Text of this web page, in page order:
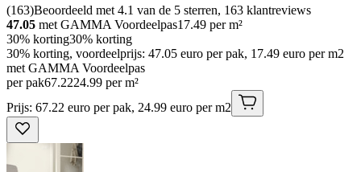
(163)Beoordeeld met 4.1 van de 5 sterren, 163 klantreviews
47.05 met GAMMA Voordeelpas17.49 per m²
30% korting30% korting
30% korting, voordeelprijs: 47.05 euro per pak, 17.49 euro per m2
met GAMMA Voordeelpas
per pak67.2224.99 per m²
Prijs: 67.22 euro per pak, 24.99 euro per m2